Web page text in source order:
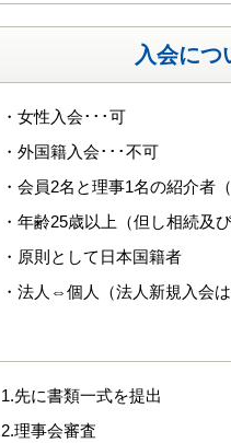
入会につ
・女性入会･･･可
・外国籍入会･･･不可
・会員2名と理事1名の紹介者
・年齢25歳以上（但し相続及
・原則として日本国籍者
・法人⇔個人（法人新規入会は
1.先に書類一式を提出
2.理事会審査